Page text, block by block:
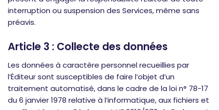
interruption ou suspension des Services, même sans
préavis.
Article 3 : Collecte des données
Les données à caractère personnel recueillies par
l’Éditeur sont susceptibles de faire l’objet d’un
traitement automatisé, dans le cadre de la loi n° 78-17
du 6 janvier 1978 relative à l’informatique, aux fichiers et